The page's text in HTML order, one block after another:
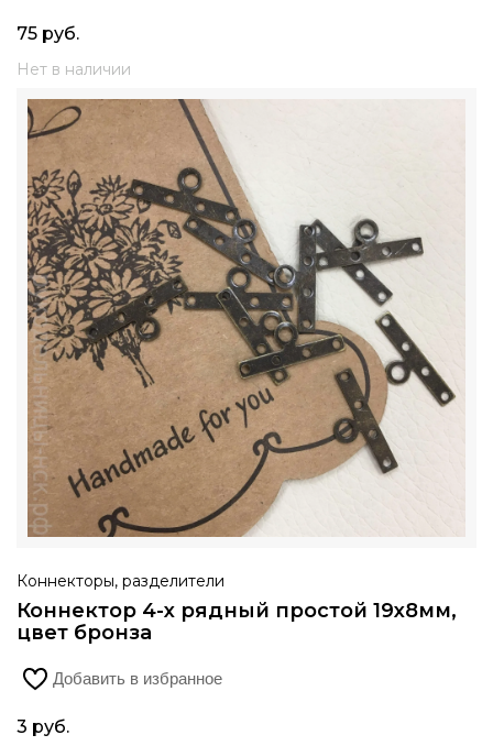
75 руб.
Нет в наличии
Коннекторы, разделители
Коннектор 4-х рядный простой 19х8мм,
цвет бронза
Добавить в избранное
3 руб.